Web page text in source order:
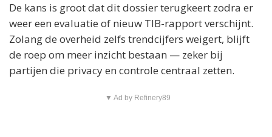
De kans is groot dat dit dossier terugkeert zodra er
weer een evaluatie of nieuw TIB-rapport verschijnt.
Zolang de overheid zelfs trendcijfers weigert, blijft
de roep om meer inzicht bestaan — zeker bij
partijen die privacy en controle centraal zetten.
▼ Ad by Refinery89